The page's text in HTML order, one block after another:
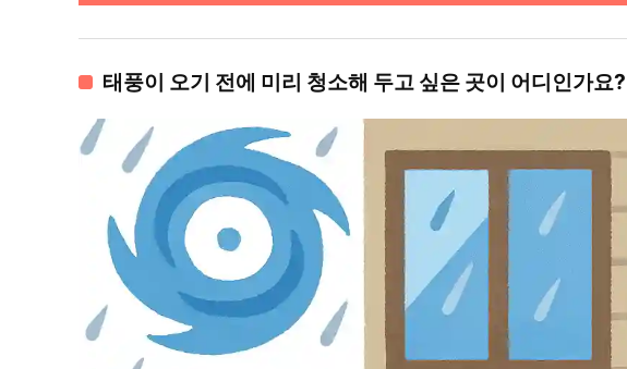
태풍이 오기 전에 미리 청소해 두고 싶은 곳이 어디인가요?